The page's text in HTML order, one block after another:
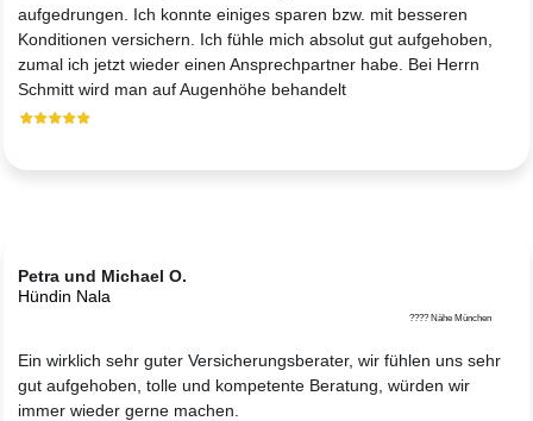
aufgedrungen. Ich konnte einiges sparen bzw. mit besseren
Konditionen versichern. Ich fühle mich absolut gut aufgehoben,
zumal ich jetzt wieder einen Ansprechpartner habe. Bei Herrn
Schmitt wird man auf Augenhöhe behandelt
Petra und Michael O.
Hündin Nala
???? Nähe München
Ein wirklich sehr guter Versicherungsberater, wir fühlen uns sehr
gut aufgehoben, tolle und kompetente Beratung, würden wir
immer wieder gerne machen.